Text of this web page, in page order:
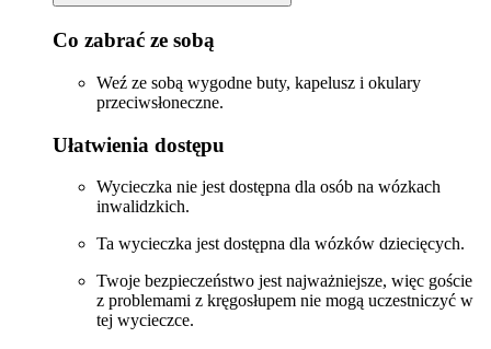
Co zabrać ze sobą
Weź ze sobą wygodne buty, kapelusz i okulary
przeciwsłoneczne.
Ułatwienia dostępu
Wycieczka nie jest dostępna dla osób na wózkach
inwalidzkich.
Ta wycieczka jest dostępna dla wózków dziecięcych.
Twoje bezpieczeństwo jest najważniejsze, więc goście
z problemami z kręgosłupem nie mogą uczestniczyć w
tej wycieczce.